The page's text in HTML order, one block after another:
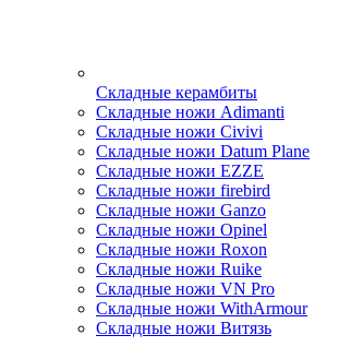
Складные керамбиты
Складные ножи Adimanti
Складные ножи Civivi
Складные ножи Datum Plane
Складные ножи EZZE
Складные ножи firebird
Складные ножи Ganzo
Складные ножи Opinel
Складные ножи Roxon
Складные ножи Ruike
Складные ножи VN Pro
Складные ножи WithArmour
Складные ножи Витязь